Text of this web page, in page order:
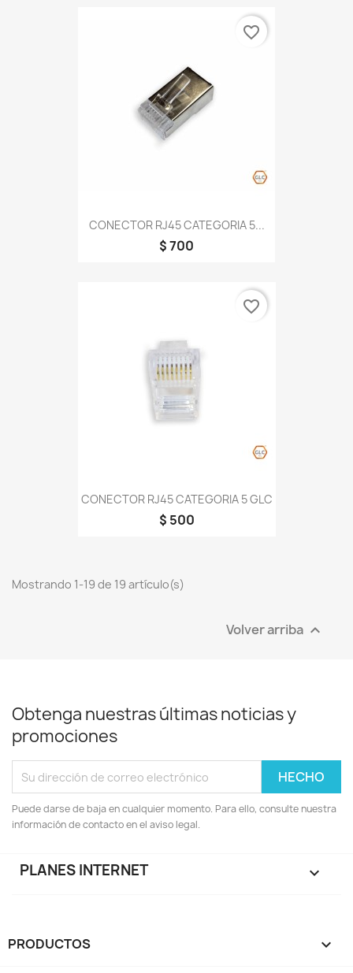
CONECTOR RJ45 CATEGORIA 5...
$ 700
favorite_border
CONECTOR RJ45 CATEGORIA 5 GLC
$ 500
favorite_border
Mostrando 1-19 de 19 artículo(s)
Volver arriba 
Obtenga nuestras últimas noticias y
promociones
Puede darse de baja en cualquier momento. Para ello, consulte nuestra
información de contacto en el aviso legal.
PLANES INTERNET 
PRODUCTOS 